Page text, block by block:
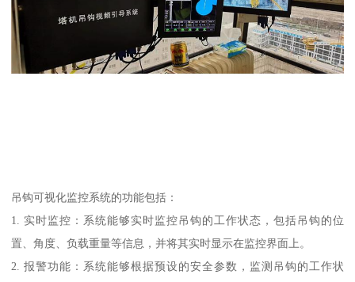
吊钩可视化监控系统的功能包括：
1. 实时监控：系统能够实时监控吊钩的工作状态，包括吊钩的位
置、角度、负载重量等信息，并将其实时显示在监控界面上。
2. 报警功能：系统能够根据预设的安全参数，监测吊钩的工作状